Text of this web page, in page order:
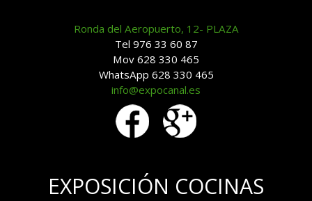
Ronda del Aeropuerto, 12- PLAZA
Tel 976 33 60 87
Mov 628 330 465
WhatsApp 628 330 465
info@expocanal.es
EXPOSICIÓN COCINAS